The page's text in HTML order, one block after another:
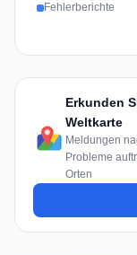
Fehlerberichte
Erkunden
Weltkarte
Meldungen
Probleme
Orten